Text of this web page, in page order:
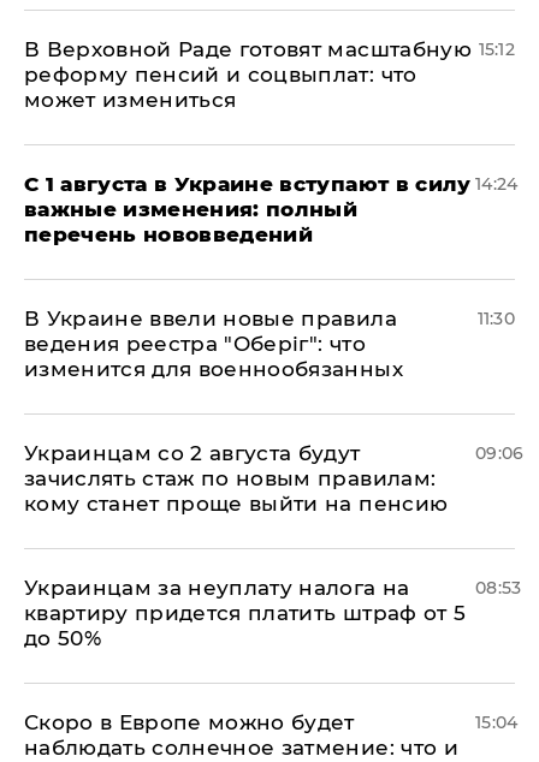
В Верховной Раде готовят масштабную
реформу пенсий и соцвыплат: что
может измениться
15:12
С 1 августа в Украине вступают в силу
важные изменения: полный
перечень нововведений
14:24
В Украине ввели новые правила
ведения реестра "Оберіг": что
изменится для военнообязанных
11:30
Украинцам со 2 августа будут
зачислять стаж по новым правилам:
кому станет проще выйти на пенсию
09:06
Украинцам за неуплату налога на
квартиру придется платить штраф от 5
до 50%
08:53
Скоро в Европе можно будет
наблюдать солнечное затмение: что и
15:04